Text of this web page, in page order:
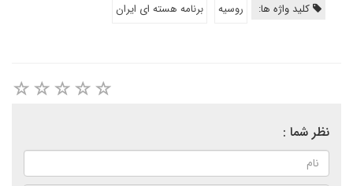
کلید واژه ها: روسیه برنامه هسته ای ایران
نظر شما :